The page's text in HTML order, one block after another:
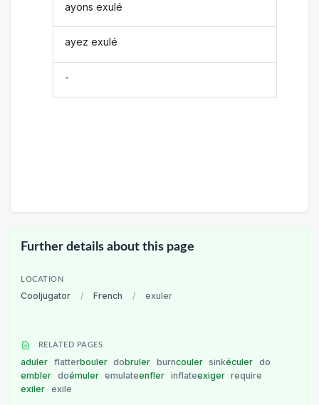
ayons exulé
ayez exulé
-
Further details about this page
LOCATION
Cooljugator / French / exuler
RELATED PAGES
aduler flatterbouler dobruler burncouler sinkéculer do
embler doémuler emulateenfler inflateexiger require
exiler exile